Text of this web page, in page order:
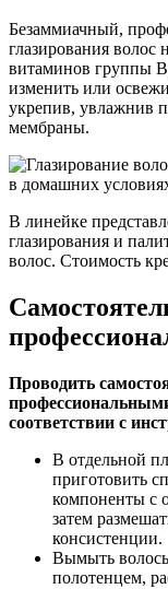
Безаммиачный,
глазирования волос
витаминов группы
изменить или
укрепив, увлажнив
мембраны.
В линейке
глазирования и
волос. Стоимость
Проводить
соответствии с
В отдельной
приготовить
компоненты с
затем
консистенции.
Вымыть
полотенцем,